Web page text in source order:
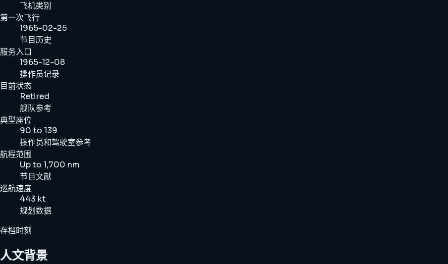
飞机类别
第一次飞行
1965-02-25
节目历史
服务入口
1965-12-08
操作员记录
目前状态
Retired
舰队参考
典型座位
90 to 139
操作员和驾驶室参考
航程范围
Up to 1,700 nm
节目文献
巡航速度
443 kt
规划数据
存档时刻
人文背景